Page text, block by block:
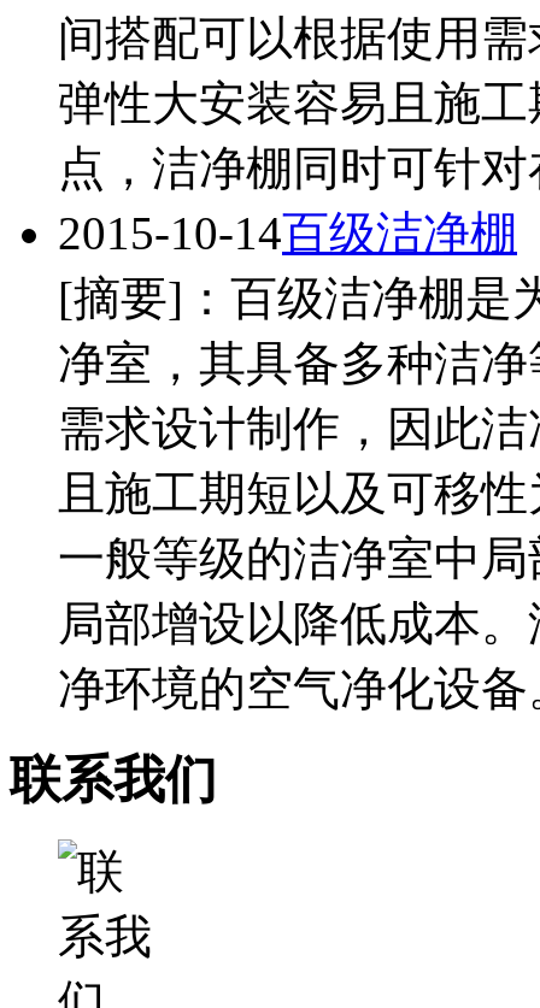
间搭配可以根据使用
弹性大安装容易且施
点，洁净棚同时可针
2015-10-14百级洁净棚
[摘要]：百级洁净棚是
净室，其具备多种洁
需求设计制作，因此
且施工期短以及可移
一般等级的洁净室中
局部增设以降低成本
净环境的空气净化设
联系我们